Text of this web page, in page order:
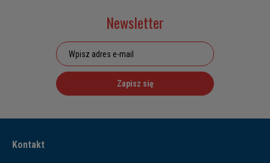
Newsletter
Zapisz się
Kontakt